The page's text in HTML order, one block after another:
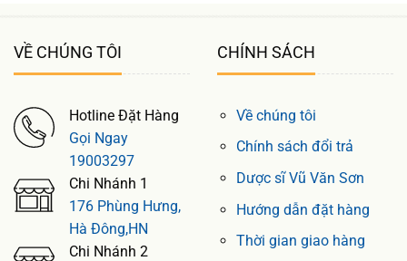
VỀ CHÚNG TÔI
Hotline Đặt Hàng
Gọi Ngay
19003297
Chi Nhánh 1
176 Phùng Hưng,
Hà Đông,HN
Chi Nhánh 2
CHÍNH SÁCH
Về chúng tôi
Chính sách đổi trả
Dược sĩ Vũ Văn Sơn
Hướng dẫn đặt hàng
Thời gian giao hàng